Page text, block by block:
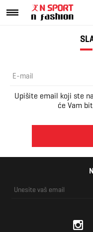
Upišite email koji ste
će Vam